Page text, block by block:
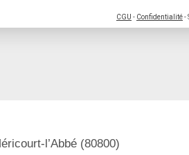
CGU - Confidentialité-
l’Abbé (80800)